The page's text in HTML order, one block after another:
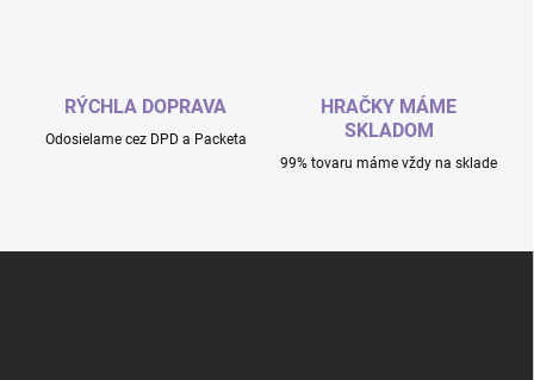
RÝCHLA DOPRAVA
Odosielame cez DPD a Packeta
HRAČKY MÁME
SKLADOM
99% tovaru máme vždy na sklade